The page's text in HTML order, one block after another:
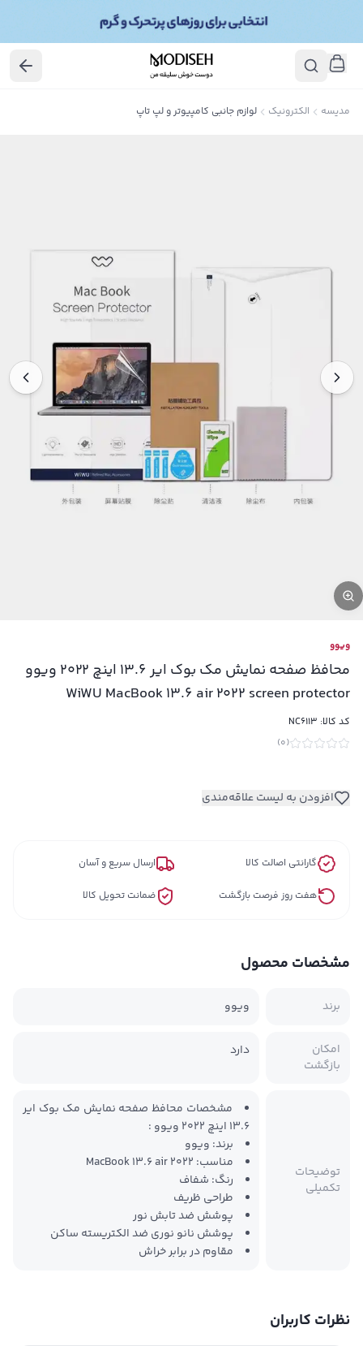
مدیسه الکترونیک لوازم جانبی کامپیوتر و لپ تاپ
ویوو
محافظ صفحه نمایش مک بوک ایر 13.6 اینچ 2022 ویوو
WiWU MacBook 13.6 air 2022 screen protector
کد کالا: NC6113
(
0
)
افزودن به لیست علاقه‌مندی
گارانتی اصالت کالا ارسال سریع و آسان
هفت روز فرصت بازگشت ضمانت تحویل کالا
مشخصات محصول
برند ویوو
امکان
بازگشت
دارد
توضیحات
تکمیلی
مشخصات محافظ صفحه نمایش مک بوک ایر
13.6 اینچ 2022 ویوو :
برند: ویوو
مناسب: MacBook 13.6 air 2022
رنگ: شفاف
طراحی ظریف
پوشش ضد تابش نور
پوشش نانو نوری ضد الکتریسته ساکن
مقاوم در برابر خراش
نظرات کاربران